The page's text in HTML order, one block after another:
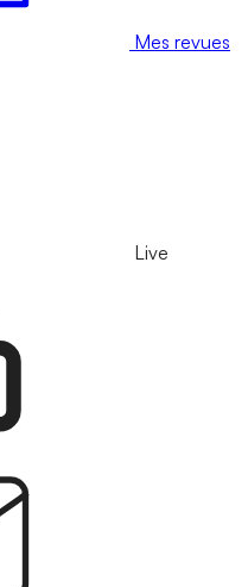
Mes revues
Live